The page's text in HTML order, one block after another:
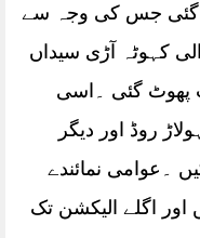
گئی جس کی وجہ سے
کہوٹہ آڑی سیداں
پھوٹ گئی ۔اسی
روڈ اور دیگر
۔عوامی نمائندے
اور اگلے الیکشن تک